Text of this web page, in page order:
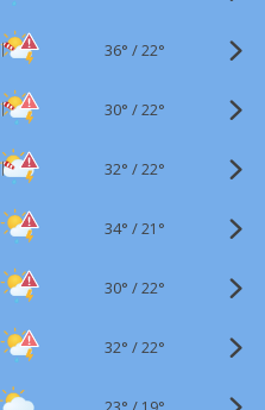
36° /22°
30° /22°
32° /22°
34° /21°
30° /22°
32° /22°